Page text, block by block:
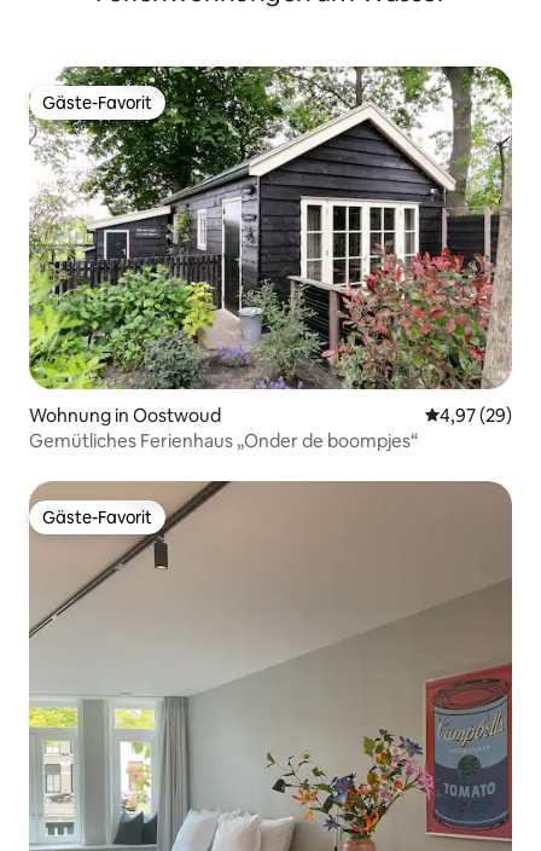
Gäste-Favorit
Gäste-Favorit
Wohnung in Oostwoud
4,97 (29)
Gemütliches Ferienhaus „Onder de boompjes“
Gäste-Favorit
Gäste-Favorit